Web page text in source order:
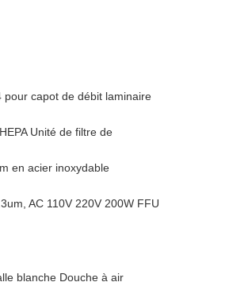
pour capot de débit laminaire
Unité de filtre de
en acier inoxydable
AC 110V 220V 200W FFU
blanche Douche à air